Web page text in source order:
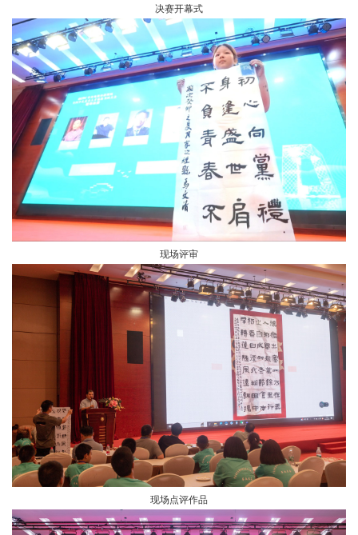
决赛开幕式
现场评审
现场点评作品